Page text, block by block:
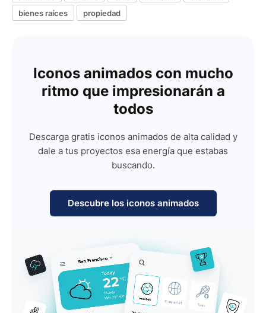
bienes raíces
propiedad
Iconos animados con mucho
ritmo que impresionarán a
todos
Descarga gratis iconos animados de alta calidad y
dale a tus proyectos esa energía que estabas
buscando.
Descubre los iconos animados